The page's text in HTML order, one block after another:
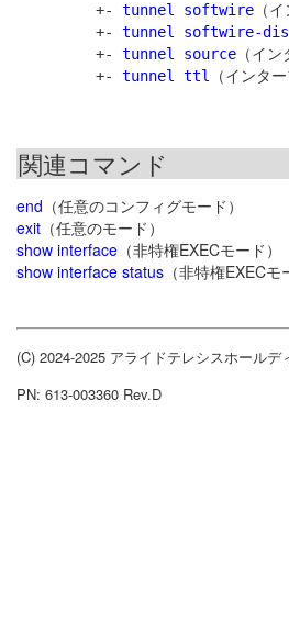
         +-
tunnel softwire （
         +-
tunnel softwire-
         +-
tunnel source （イ
         +-
tunnel ttl
関連コマンド
end （任意のコンフィグモード）
exit （任意のモード）
show interface （非特権EXECモード）
show interface status （非特権EXECモ
(C) 2024-2025 アライドテレシスホールデ
PN: 613-003360 Rev.D